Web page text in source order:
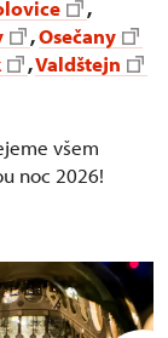
,
,Osečany
,Valdštejn
všem
noc 2026!